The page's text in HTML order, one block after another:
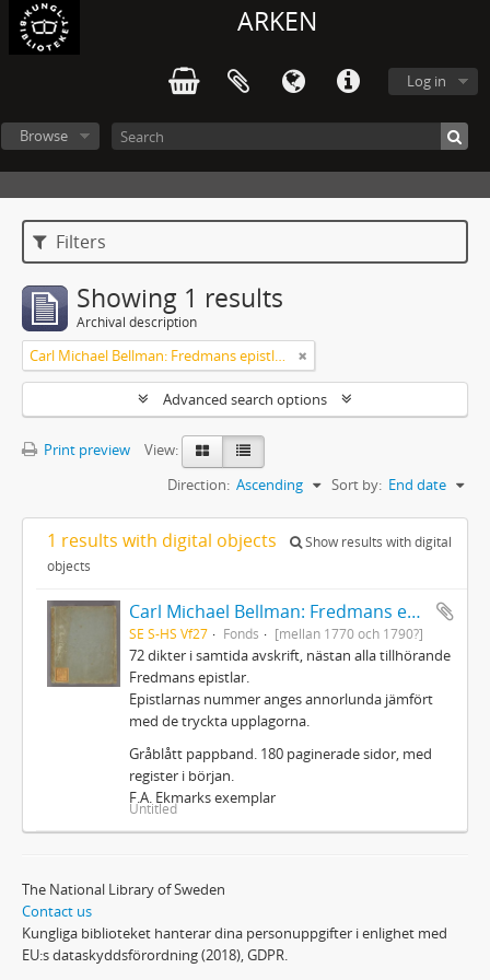
ARKEN
Log in
Browse
Filters
Showing 1 results
Archival description
Carl Michael Bellman: Fredmans epistlar m.m.
Advanced search options
Print preview
View:
Sort by: End date
Direction: Ascending
1 results with digital objects
Show results with digital
objects
Carl Michael Bellman: Fredmans epistlar m.m.
SE S-HS Vf27 Fonds [mellan 1770 och 1790?]
72 dikter i samtida avskrift, nästan alla tillhörande
Fredmans epistlar.
Epistlarnas nummer anges annorlunda jämfört
med de tryckta upplagorna.
Gråblått pappband. 180 paginerade sidor, med
register i början.
F.A. Ekmarks exemplar
Untitled
The National Library of Sweden
Contact us
Kungliga biblioteket hanterar dina personuppgifter i enlighet med
EU:s dataskyddsförordning (2018), GDPR.